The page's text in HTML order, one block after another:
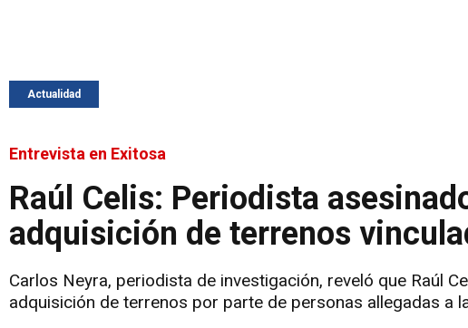
Actualidad
Entrevista en Exitosa
Raúl Celis: Periodista
adquisición de terrenos
Carlos Neyra, periodista de investigación, reveló que Raúl
adquisición de terrenos por parte de personas allegadas a